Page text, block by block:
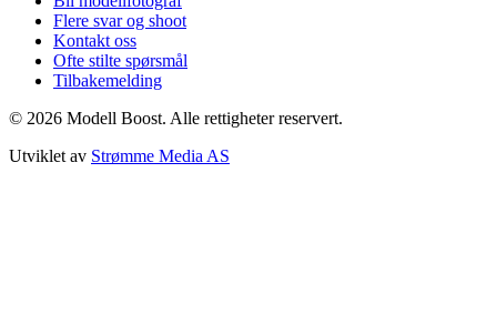
Flere svar og shoot
Kontakt oss
Ofte stilte spørsmål
Tilbakemelding
© 2026 Modell Boost. Alle rettigheter reservert.
Utviklet av Strømme Media AS